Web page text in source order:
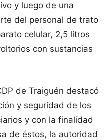
y luego de una
del personal de trato
celular, 2,5 litros
con sustancias
de Traiguén destacó
y seguridad de los
y con la finalidad
de éstos, la autoridad